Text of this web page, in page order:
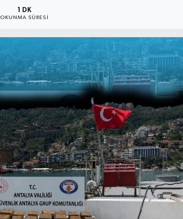
1 DK
OKUNMA SÜRESI